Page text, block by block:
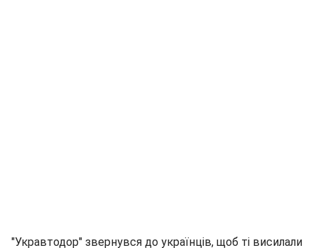
"Укравтодор" звернувся до українців, щоб ті висилали